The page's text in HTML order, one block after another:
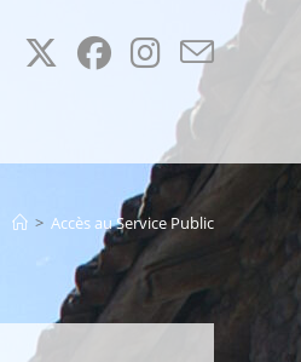
> Accès au Service Public